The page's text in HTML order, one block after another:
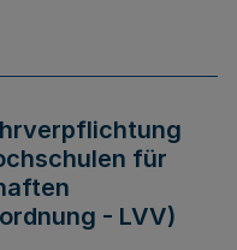
für
- LVV)